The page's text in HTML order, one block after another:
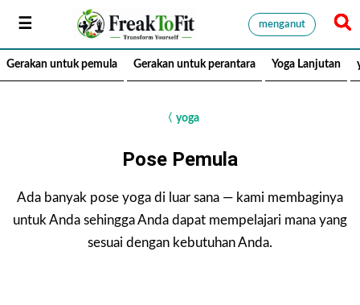
menganut
Gerakan untuk pemula Gerakan untuk perantara Yoga Lanjutan
〈 yoga
Pose Pemula
Ada banyak pose yoga di luar sana — kami membaginya
untuk Anda sehingga Anda dapat mempelajari mana yang
sesuai dengan kebutuhan Anda.